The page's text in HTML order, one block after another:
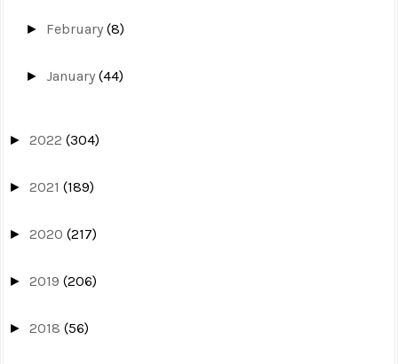
► February(8)
►January(44)
► 2022 (304)
► 2021 (189)
► 2020 (217)
► 2019 (206)
► 2018 (56)